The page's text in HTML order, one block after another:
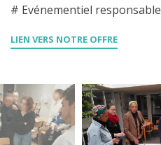
# Evénementiel responsable
LIEN VERS NOTRE OFFRE